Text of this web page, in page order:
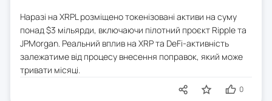
Наразі на XRPL розміщено токенізовані активи на суму
понад $3 мільярди, включаючи пілотний проєкт Ripple та
JPMorgan. Реальний вплив на XRP та DeFi-активність
залежатиме від процесу внесення поправок, який може
тривати місяці.
0